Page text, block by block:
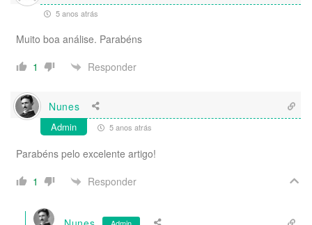
5 anos atrás
Muito boa análise. Parabéns
1
Responder
Nunes
Admin 5 anos atrás
Parabéns pelo excelente artigo!
1
Responder